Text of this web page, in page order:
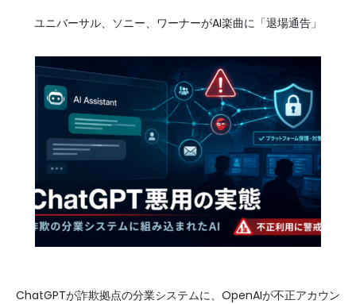
ユニバーサル、ソニー、ワーナーがAI楽曲に「退場通告」
ChatGPTが詐欺拠点の分業システムに、OpenAIが不正アカウン